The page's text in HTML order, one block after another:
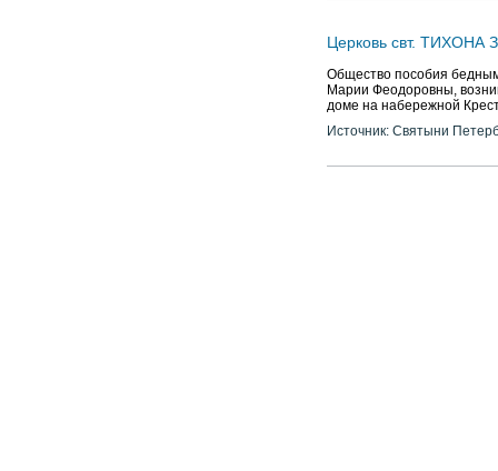
Церковь свт. ТИХОНА
Общество пособия
Марии Феодоровны,
доме на набережной
Источник: Святыни